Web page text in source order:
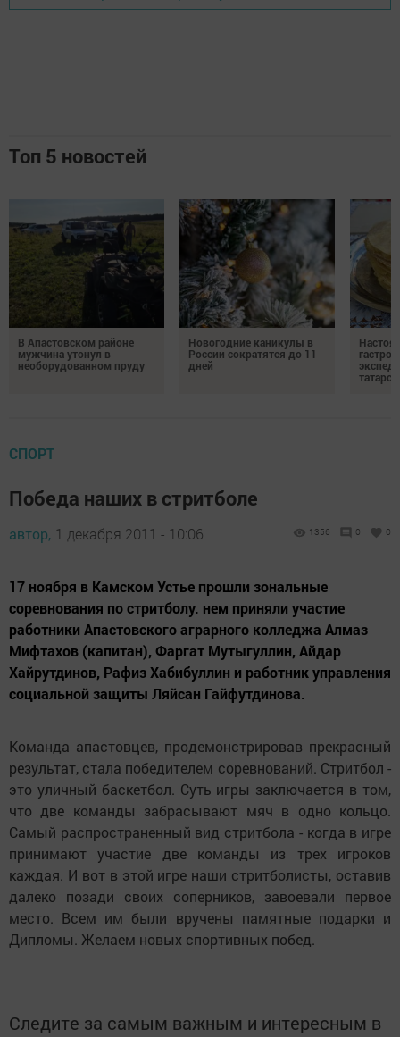
Топ 5 новостей
В Апастовском районе
мужчина утонул в
необорудованном пруду
Новогодние каникулы в
России сократятся до 11
дней
СПОРТ
Победа наших в стритболе
автор, 1 декабря 2011 - 10:06 1356 0 0
17 ноября в Камском Устье прошли зональные
соревнования по стритболу. нем приняли участие
работники Апастовского аграрного колледжа Алмаз
Мифтахов (капитан), Фаргат Мутыгуллин, Айдар
Хайрутдинов, Рафиз Хабибуллин и работник управления
социальной защиты Ляйсан Гайфутдинова.
Команда апастовцев, продемонстрировав прекрасный
результат, стала победителем соревнований. Стритбол -
это уличный баскетбол. Суть игры заключается в том,
что две команды забрасывают мяч в одно кольцо.
Самый распространенный вид стритбола - когда в игре
принимают участие две команды из трех игроков
каждая. И вот в этой игре наши стритболисты, оставив
далеко позади своих соперников, завоевали первое
место. Всем им были вручены памятные подарки и
Дип­ло­мы. Желаем новых спор­тивных побед.
Следите за самым важным и интересным в